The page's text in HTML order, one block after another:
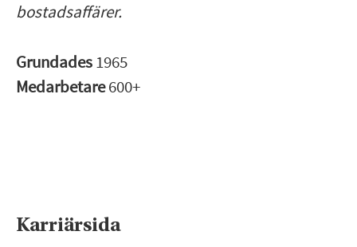
bostadsaffärer.
Grundades1965
Medarbetare600+
Karriärsida